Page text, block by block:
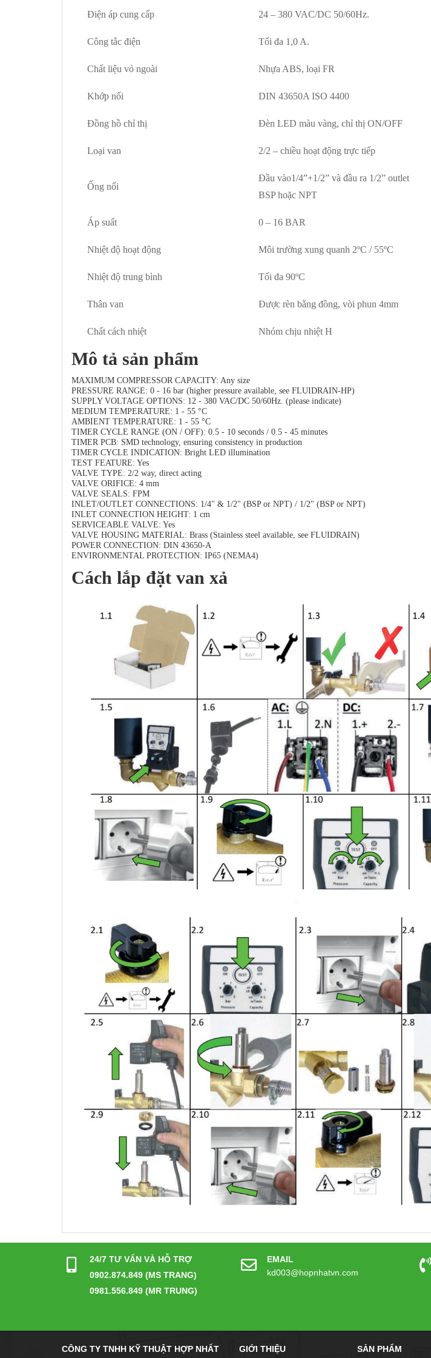
Điện áp cung cấp 24 – 380 VAC/DC 50/60Hz.
Công tắc điện Tối đa 1,0 A.
Chất liệu vỏngoài Nhựa ABS, loại FR
Khớp nối DIN 43650A ISO 4400
Đồng hồchỉthị Đèn LED màu vàng, chỉthị ON/OFF
Loại van 2/2 – chiều hoạt động trực tiếp
Ống nối
Đầu vào1/4”+1/2”và đầu ra 1/2”outlet
BSP hoặc NPT
Áp suất 0 – 16 BAR
Nhiệt độhoạt động Môi trường xung quanh 2ºC / 55ºC
Nhiệt độtrung bình Tối đa 90ºC
Thân van Được rèn bằng đồng, vòi phun 4mm
Chất cách nhiệt Nhóm chịu nhiệt H
Mô tả sản phẩm
MAXIMUM COMPRESSOR CAPACITY: Any size
PRESSURE RANGE: 0 - 16 bar (higher pressure available, see FLUIDRAIN-HP)
SUPPLY VOLTAGE OPTIONS: 12 - 380 VAC/DC 50/60Hz. (please indicate)
MEDIUM TEMPERATURE: 1 - 55 °C
AMBIENT TEMPERATURE: 1 - 55 °C
TIMER CYCLE RANGE (ON / OFF): 0.5 - 10 seconds / 0.5 - 45 minutes
TIMER PCB: SMD technology, ensuring consistency in production
TIMER CYCLE INDICATION: Bright LED illumination
TEST FEATURE: Yes
VALVE TYPE: 2/2 way, direct acting
VALVE ORIFICE: 4 mm
VALVE SEALS: FPM
INLET/OUTLET CONNECTIONS: 1/4" & 1/2" (BSP or NPT) / 1/2" (BSP or NPT)
INLET CONNECTION HEIGHT: 1 cm
SERVICEABLE VALVE: Yes
VALVE HOUSING MATERIAL: Brass (Stainless steel available, see FLUIDRAIN)
POWER CONNECTION: DIN 43650-A
ENVIRONMENTAL PROTECTION: IP65 (NEMA4)
Cách lắp đặt van xả
24/7 TƯ VẤN VÀ HỖ TRỢ
0902.874.849 (MS TRANG)
0981.556.849 (MR TRUNG)
EMAIL
kd003@hopnhatvn.com
CÔNG TY TNHH KỸ THUẬT HỢP NHẤT
GIỚI THIỆU SẢN PHẨM